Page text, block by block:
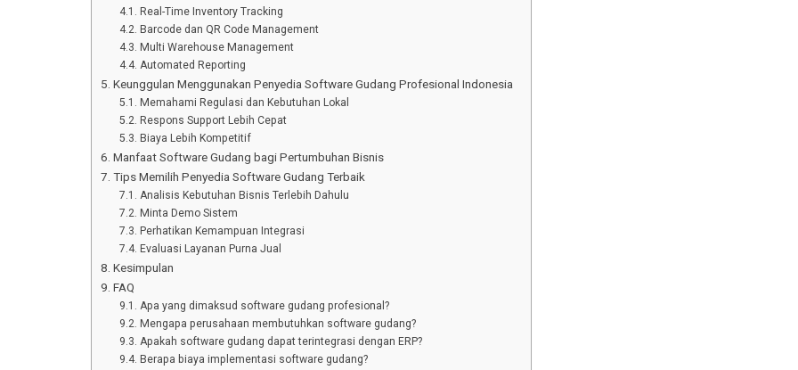
Real-Time Inventory Tracking
Barcode dan QR Code Management
Multi Warehouse Management
Automated Reporting
Keunggulan Menggunakan Penyedia Software Gudang Profesional Indonesia
Memahami Regulasi dan Kebutuhan Lokal
Respons Support Lebih Cepat
Biaya Lebih Kompetitif
Manfaat Software Gudang bagi Pertumbuhan Bisnis
Tips Memilih Penyedia Software Gudang Terbaik
Analisis Kebutuhan Bisnis Terlebih Dahulu
Minta Demo Sistem
Perhatikan Kemampuan Integrasi
Evaluasi Layanan Purna Jual
Kesimpulan
FAQ
Apa yang dimaksud software gudang profesional?
Mengapa perusahaan membutuhkan software gudang?
Apakah software gudang dapat terintegrasi dengan ERP?
Berapa biaya implementasi software gudang?